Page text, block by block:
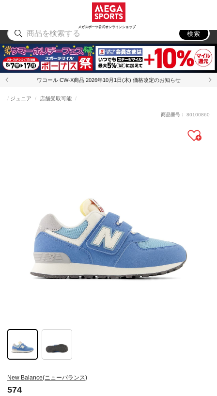
メガスポーツ公式オンラインショップ
アウトドア
検索
ワコール CW-X商品 2026年10月1日(木) 価格改定のお知らせ
New Balance(ニューバランス)
574
ジュニア 店舗受取可能
商品番号： 80100860